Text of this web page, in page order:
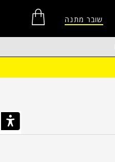
שובר מתנה